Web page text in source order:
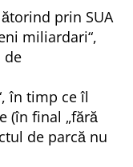
prin SUA
miliardari ,
de
, în timp ce îl
(în final fără
de parcă nu